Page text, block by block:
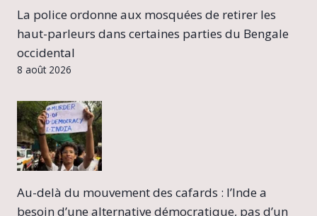
La police ordonne aux mosquées de retirer les
haut-parleurs dans certaines parties du Bengale
occidental
8 août 2026
Au-delà du mouvement des cafards : l’Inde a
besoin d’une alternative démocratique, pas d’un